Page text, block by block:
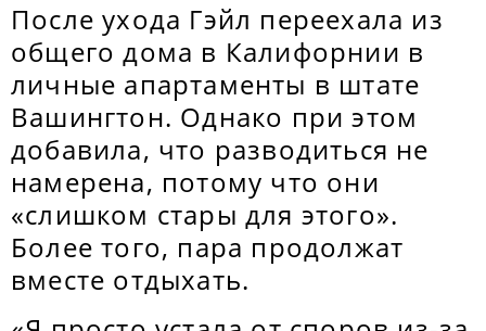
После ухода Гэйл переехала из
общего дома в Калифорнии в
личные апартаменты в штате
Вашингтон. Однако при этом
добавила, что разводиться не
намерена, потому что они
«слишком стары для этого».
Более того, пара продолжат
вместе отдыхать.